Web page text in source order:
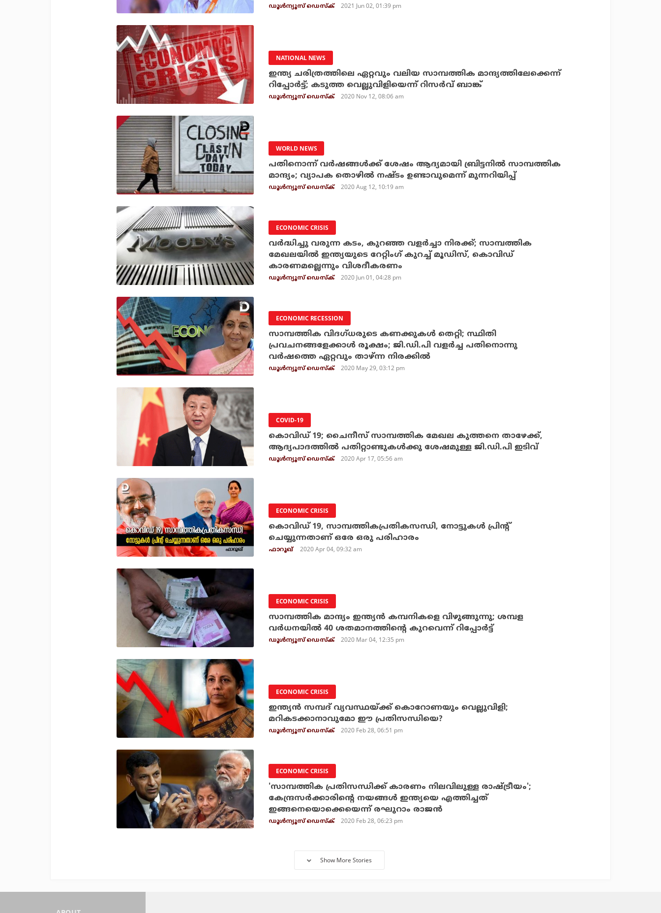
ഡൂള്‍ന്യൂസ് ഡെസ്‌ക് 2021 Jun 02, 01:39 pm
NATIONAL NEWS
ഇന്ത്യ ചരിത്രത്തിലെ ഏറ്റവും വലിയ സാമ്പത്തിക മാന്ദ്യത്തിലേക്കെന്ന്
റിപ്പോര്‍ട്ട്; കടുത്ത വെല്ലുവിളിയെന്ന് റിസര്‍വ് ബാങ്ക്
ഡൂള്‍ന്യൂസ് ഡെസ്‌ക് 2020 Nov 12, 08:06 am
WORLD NEWS
പതിനൊന്ന് വര്‍ഷങ്ങള്‍ക്ക് ശേഷം ആദ്യമായി ബ്രിട്ടനില്‍ സാമ്പത്തിക
മാന്ദ്യം; വ്യാപക തൊഴില്‍ നഷ്ടം ഉണ്ടാവുമെന്ന് മുന്നറിയിപ്പ്
ഡൂള്‍ന്യൂസ് ഡെസ്‌ക് 2020 Aug 12, 10:19 am
ECONOMIC CRISIS
വര്‍ദ്ധിച്ചു വരുന്ന കടം, കുറഞ്ഞ വളര്‍ച്ചാ നിരക്ക്; സാമ്പത്തിക
മേഖലയില്‍ ഇന്ത്യയുടെ റേറ്റിംഗ് കുറച്ച് മൂഡിസ്, കൊവിഡ്
കാരണമല്ലെന്നും വിശദീകരണം
ഡൂള്‍ന്യൂസ് ഡെസ്‌ക് 2020 Jun 01, 04:28 pm
ECONOMIC RECESSION
സാമ്പത്തിക വിദ​ഗ്ധരുടെ കണക്കുകൾ തെറ്റി; സ്ഥിതി
പ്രവചനങ്ങളേക്കാൾ രൂക്ഷം; ജി.ഡി.പി വളർച്ച പതിനൊന്നു
വർഷത്തെ ഏറ്റവും താഴ്ന്ന നിരക്കിൽ
ഡൂള്‍ന്യൂസ് ഡെസ്‌ക് 2020 May 29, 03:12 pm
COVID-19
കൊവിഡ് 19; ചൈനീസ് സാമ്പത്തിക മേഖല കുത്തനെ താഴേക്ക്,
ആദ്യപാദത്തില്‍ പതിറ്റാണ്ടുകള്‍ക്കു ശേഷമുള്ള ജി.ഡി.പി ഇടിവ്
ഡൂള്‍ന്യൂസ് ഡെസ്‌ക് 2020 Apr 17, 05:56 am
ECONOMIC CRISIS
കൊവിഡ് 19, സാമ്പത്തികപ്രതികസന്ധി, നോട്ടുകള്‍ പ്രിന്റ്
ചെയ്യുന്നതാണ് ഒരേ ഒരു പരിഹാരം
ഫാറൂഖ് 2020 Apr 04, 09:32 am
ECONOMIC CRISIS
സാമ്പത്തിക മാന്ദ്യം ഇന്ത്യന്‍ കമ്പനികളെ വിഴുങ്ങുന്നു; ശമ്പള
വര്‍ധനയില്‍ 40 ശതമാനത്തിന്റെ കുറവെന്ന് റിപ്പോര്‍ട്ട്
ഡൂള്‍ന്യൂസ് ഡെസ്‌ക് 2020 Mar 04, 12:35 pm
ECONOMIC CRISIS
ഇന്ത്യന്‍ സമ്പദ് വ്യവസ്ഥയ്ക്ക് കൊറോണയും വെല്ലുവിളി;
മറികടക്കാനാവുമോ ഈ പ്രതിസന്ധിയെ?
ഡൂള്‍ന്യൂസ് ഡെസ്‌ക് 2020 Feb 28, 06:51 pm
ECONOMIC CRISIS
'സാമ്പത്തിക പ്രതിസന്ധിക്ക് കാരണം നിലവിലുള്ള രാഷ്ട്രീയം';
കേന്ദ്രസര്‍ക്കാരിന്റെ നയങ്ങള്‍ ഇന്ത്യയെ എത്തിച്ചത്
ഇങ്ങനെയൊക്കെയെന്ന് രഘുറാം രാജന്‍
ഡൂള്‍ന്യൂസ് ഡെസ്‌ക് 2020 Feb 28, 06:23 pm
Show More Stories